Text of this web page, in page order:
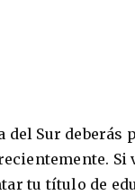
del Sur
tu título de